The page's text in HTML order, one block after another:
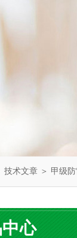
技术文章 ＞ 甲级
心